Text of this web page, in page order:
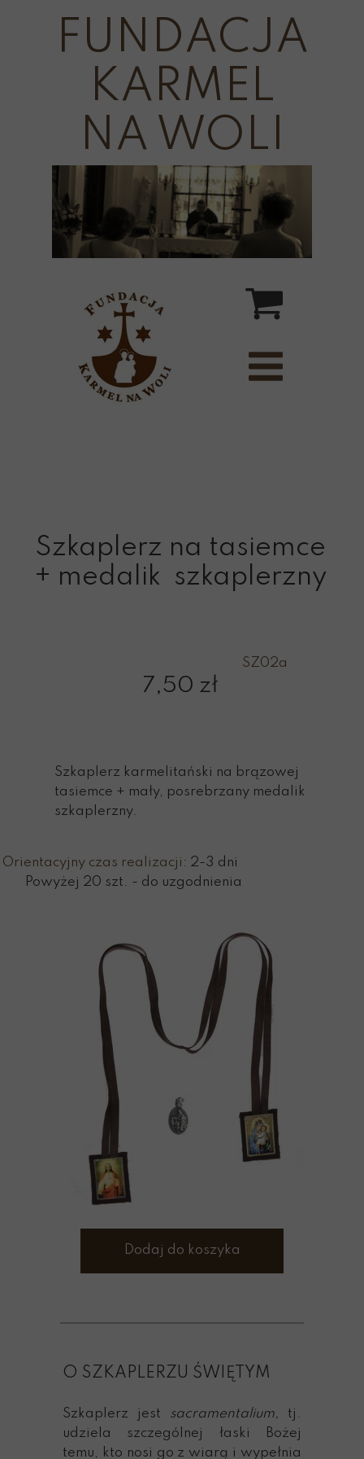
Szkaplerz karmelitański na brązowej
tasiemce + mały, posrebrzany medalik
szkaplerzny.
Orientacyjny czas realizacji: 2-3 dni
Powyżej 20 szt. - do uzgodnienia
SZ02a
FUNDACJA
KARMEL
NA WOLI
Szkaplerz na tasiemce
+ medalik szkaplerzny
7,50 zł
Dodaj do koszyka
O SZKAPLERZU ŚWIĘTYM
Szkaplerz jest sacramentalium, tj.
udziela szczególnej łaski Bożej
temu, kto nosi go z wiarą i wypełnia